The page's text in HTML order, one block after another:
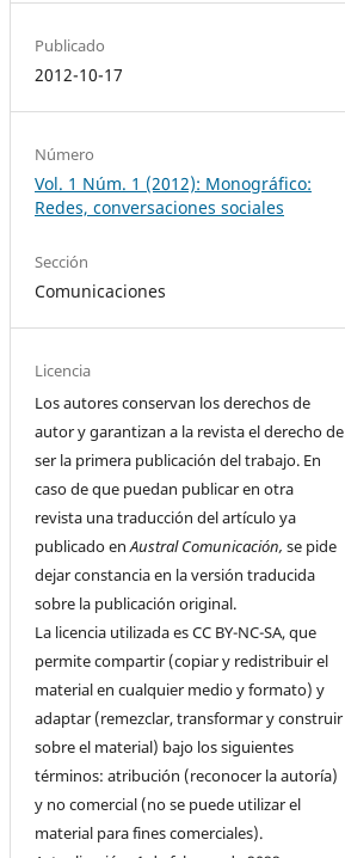
Publicado
2012-10-17
Número
Vol. 1 Núm. 1 (2012): Monográfico:
Redes, conversaciones sociales
Sección
Comunicaciones
Licencia
Los autores conservan los derechos de
autor y garantizan a la revista el derecho de
ser la primera publicación del trabajo. En
caso de que puedan publicar en otra
revista una traducción del artículo ya
publicado enAustral Comunicación,se pide
dejar constancia en la versión traducida
sobre la publicación original.
La licencia utilizada es CC BY-NC-SA, que
permite compartir (copiar y redistribuir el
material en cualquier medio y formato) y
adaptar (remezclar, transformar y construir
sobre el material) bajo los siguientes
términos: atribución (reconocer la autoría)
y no comercial (no se puede utilizar el
material para fines comerciales).